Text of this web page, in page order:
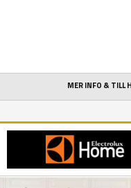
MER INFO & TILL